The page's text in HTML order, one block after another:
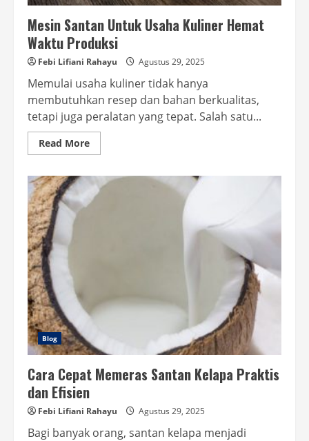
Mesin Santan Untuk Usaha Kuliner Hemat
Waktu Produksi
Febi Lifiani Rahayu Agustus 29, 2025
Memulai usaha kuliner tidak hanya
membutuhkan resep dan bahan berkualitas,
tetapi juga peralatan yang tepat. Salah satu...
Read MoreRead
more
Santan
Untuk
Usaha
Blog
Cara Cepat Memeras Santan Kelapa Praktis
dan Efisien
Febi Lifiani Rahayu Agustus 29, 2025
Bagi banyak orang, santan kelapa menjadi